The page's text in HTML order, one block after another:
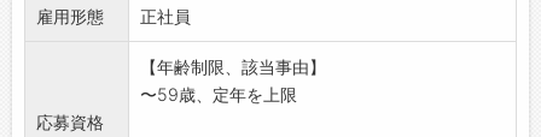
えていただきます。
*資格取得者(高圧ガス、危険物他)、経験者優遇
します。
*ホームページもどうぞご覧下さい。
雇用形態 正社員
応募資格
【年齢制限、該当事由】
〜59歳、定年を上限